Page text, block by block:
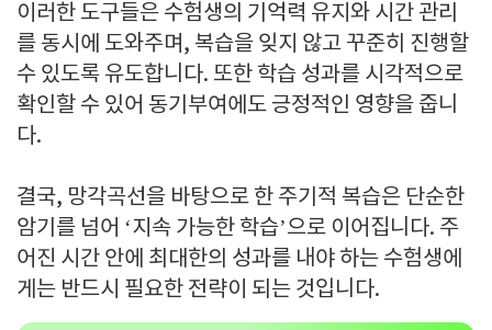
이러한 도구들은 수험생의 기억력 유지와 시간 관리
를 동시에 도와주며, 복습을 잊지 않고 꾸준히 진행할
수 있도록 유도합니다. 또한 학습 성과를 시각적으로
확인할 수 있어 동기부여에도 긍정적인 영향을 줍니
다.
결국, 망각곡선을 바탕으로 한 주기적 복습은 단순한
암기를 넘어 ‘지속 가능한 학습’으로 이어집니다. 주
어진 시간 안에 최대한의 성과를 내야 하는 수험생에
게는 반드시 필요한 전략이 되는 것입니다.